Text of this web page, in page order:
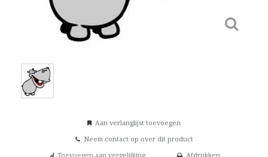
Aan verlanglijst toevoegen
Neem contact op over dit product
Toevoegen aan vergelijking
Afdrukken